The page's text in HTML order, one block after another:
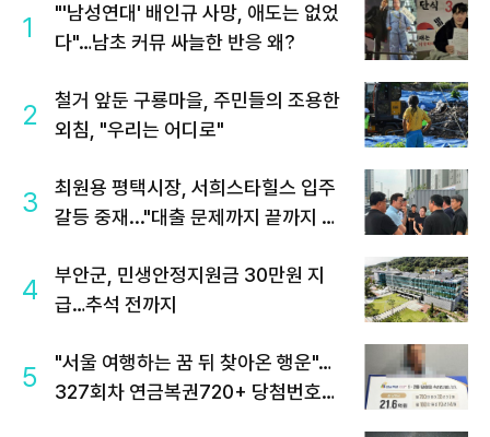
1
"'남성연대' 배인규 사망, 애도는 없었
다"…남초 커뮤 싸늘한 반응 왜?
2
철거 앞둔 구룡마을, 주민들의 조용한
외침, "우리는 어디로"
3
최원용 평택시장, 서희스타힐스 입주
갈등 중재..."대출 문제까지 끝까지 살
4
부안군, 민생안정지원금 30만원 지
급…추석 전까지
5
"서울 여행하는 꿈 뒤 찾아온 행운"…
327회차 연금복권720+ 당첨번호조